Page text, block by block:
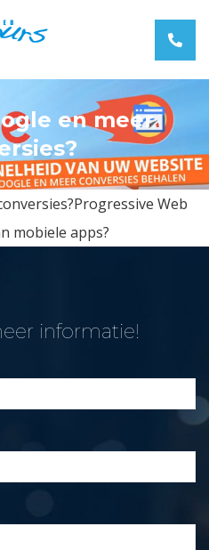
en meer
Web
mobiele apps?
informatie!